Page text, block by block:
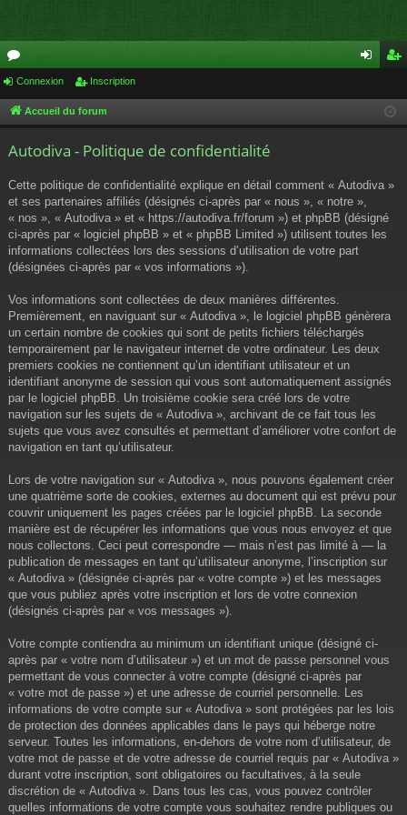
or
u cri
Connexion Inscription
Accueil du forum
Autodiva - Politique de confidentialité
Cette politique de confidentialité explique en détail comment « Autodiva »
et ses partenaires affiliés (désignés ci-après par « nous », « notre »,
« nos », « Autodiva » et « https://autodiva.fr/forum ») et phpBB (désigné
ci-après par « logiciel phpBB » et « phpBB Limited ») utilisent toutes les
informations collectées lors des sessions d’utilisation de votre part
(désignées ci-après par « vos informations »).
Vos informations sont collectées de deux manières différentes.
Premièrement, en naviguant sur « Autodiva », le logiciel phpBB génèrera
un certain nombre de cookies qui sont de petits fichiers téléchargés
temporairement par le navigateur internet de votre ordinateur. Les deux
premiers cookies ne contiennent qu’un identifiant utilisateur et un
identifiant anonyme de session qui vous sont automatiquement assignés
par le logiciel phpBB. Un troisième cookie sera créé lors de votre
navigation sur les sujets de « Autodiva », archivant de ce fait tous les
sujets que vous avez consultés et permettant d’améliorer votre confort de
navigation en tant qu’utilisateur.
Lors de votre navigation sur « Autodiva », nous pouvons également créer
une quatrième sorte de cookies, externes au document qui est prévu pour
couvrir uniquement les pages créées par le logiciel phpBB. La seconde
manière est de récupérer les informations que vous nous envoyez et que
nous collectons. Ceci peut correspondre — mais n’est pas limité à — la
publication de messages en tant qu’utilisateur anonyme, l’inscription sur
« Autodiva » (désignée ci-après par « votre compte ») et les messages
que vous publiez après votre inscription et lors de votre connexion
(désignés ci-après par « vos messages »).
Votre compte contiendra au minimum un identifiant unique (désigné ci-
après par « votre nom d’utilisateur ») et un mot de passe personnel vous
permettant de vous connecter à votre compte (désigné ci-après par
« votre mot de passe ») et une adresse de courriel personnelle. Les
informations de votre compte sur « Autodiva » sont protégées par les lois
de protection des données applicables dans le pays qui héberge notre
serveur. Toutes les informations, en-dehors de votre nom d’utilisateur, de
votre mot de passe et de votre adresse de courriel requis par « Autodiva »
durant votre inscription, sont obligatoires ou facultatives, à la seule
discrétion de « Autodiva ». Dans tous les cas, vous pouvez contrôler
quelles informations de votre compte vous souhaitez rendre publiques ou